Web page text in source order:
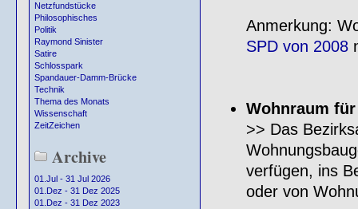
Netzfundstücke
Philosophisches
Politik
Raymond Sinister
Satire
Schlosspark
Spandauer-Damm-Brücke
Technik
Thema des Monats
Wissenschaft
ZeitZeichen
Archive
01.Jul - 31 Jul 2026
01.Dez - 31 Dez 2025
01.Dez - 31 Dez 2023
Anmerkung:
SPD von 2008
Wohnraum
>> Das
verfügen, ins
oder von